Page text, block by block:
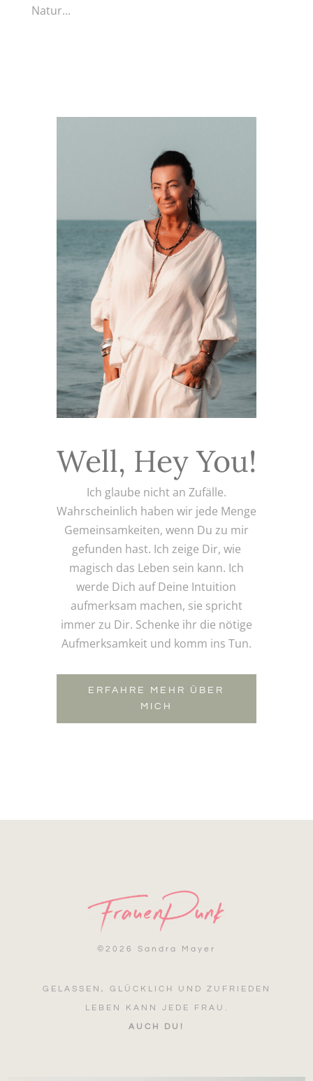
Natur...
Well, Hey You!
Ich glaube nicht an Zufälle.
Wahrscheinlich haben wir jede Menge
Gemeinsamkeiten, wenn Du zu mir
gefunden hast. Ich zeige Dir, wie
magisch das Leben sein kann. Ich
werde Dich auf Deine Intuition
aufmerksam machen, sie spricht
immer zu Dir. Schenke ihr die nötige
Aufmerksamkeit und komm ins Tun.
ERFAHRE MEHR ÜBER
MICH
© 2026 Sandra Mayer
GELASSEN, GLÜCKLICH UND ZUFRIEDEN
LEBEN KANN JEDE FRAU.
AUCH DU!